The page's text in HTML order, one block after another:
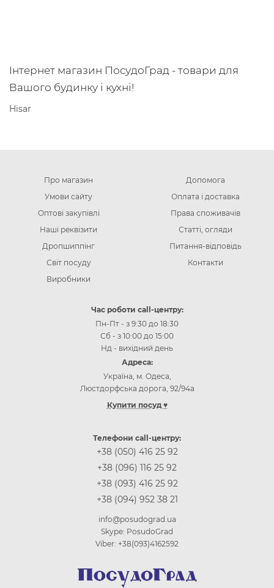
Інтернет магазин ПосудоГрад - товари для
Вашого будинку і кухні!
Hisar
Про магазин
Умови сайту
Оптові закупівлі
Наші реквізити
Дропшиппінг
Світ посуду
Виробники
Допомога
Оплата і доставка
Права споживачів
Статті, огляди
Питання-відповідь
Контакти
Час роботи call-центру:
Пн-Пт - з 9:30 до 18:30
Сб - з 10:00 до 15:00
Нд - вихідний день
Адреса:
Україна, м. Одеса,
Люстдорфська дорога, 92/94а
Купити посуд ♥
Інтернет-магазин посуду Дніпр (Дніпропетровськ)
Інтернет-магазин посуду Житомир
Інтернет-магазин посуду Запоріжжя
Інтернет-магазин посуду Івано-Франківськ
Інтернет-магазин посуду Луцьк
Інтернет-магазин посуду Львів
Інтернет-магазин посуду Полтава
Інтернет-магазин посуду Рівне
Телефони call-центру:
+38 (050) 416 25 92
+38 (096) 116 25 92
+38 (093) 416 25 92
+38 (094) 952 38 21
info@posudograd.ua
Skype: PosudoGrad
Viber: +38(093)4162592